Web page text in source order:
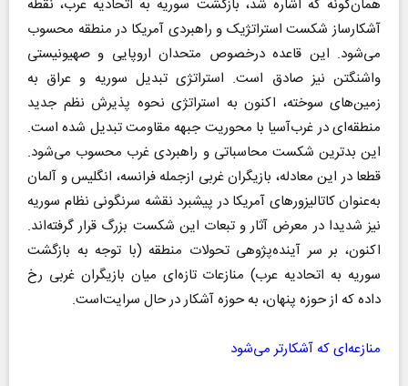
همان‌گونه که اشاره شد، بازگشت سوریه به اتحادیه‌ عرب، نقطه
آشکارساز شکست استراتژیک و راهبردی آمریکا در منطقه محسوب
می‌شود. این قاعده درخصوص متحدان اروپایی و صهیونیستی
واشنگتن نیز صادق است. استراتژی تبدیل سوریه و عراق به
زمین‌های سوخته، اکنون به استراتژی نحوه پذیرش نظم جدید
منطقه‌ای در غرب‌آسیا با محوریت جبهه مقاومت تبدیل شده است.
این بدترین شکست محاسباتی و راهبردی غرب محسوب می‌شود.
قطعا در این معادله، بازیگران غربی ازجمله فرانسه، انگلیس و آلمان
به‌عنوان کاتالیزورهای آمریکا در پیشبرد نقشه سرنگونی نظام سوریه
نیز شدیدا در معرض آثار و تبعات این شکست بزرگ قرار گرفته‌اند.
اکنون، بر سر آینده‌پژوهی تحولات منطقه (با توجه به بازگشت
سوریه به اتحادیه عرب) منازعات تازه‌ای میان بازیگران غربی رخ
داده که از حوزه پنهان، به حوزه آشکار در حال سرایت‌است.
منازعه‌ای که آشکارتر می‌شود